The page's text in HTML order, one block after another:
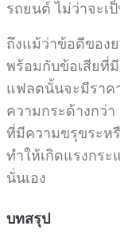
รถยนต์ ไม่ว่าจะเ
ถึงแม้ว่าข้อดีของ
พร้อมกับข้อเสียที่
แฟลตนั้นจะมีราค
ความกระด้างกว่
ที่มีความขรุขระห
ทำให้เกิดแรงกร
นั่นเอง
บทสรุป